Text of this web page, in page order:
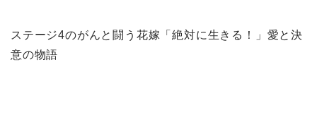
ステージ4のがんと闘う花嫁「絶対に生きる！」愛と決
意の物語